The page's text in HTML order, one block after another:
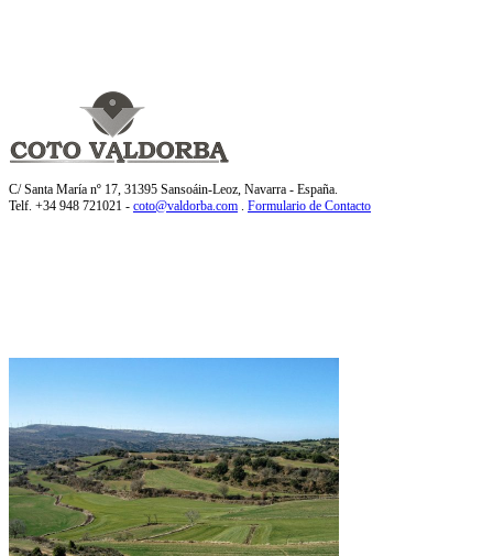
C/ Santa María nº 17, 31395 Sansoáin-Leoz, Navarra - España.
Telf. +34 948 721021 - coto@valdorba.com Formulario de Contacto